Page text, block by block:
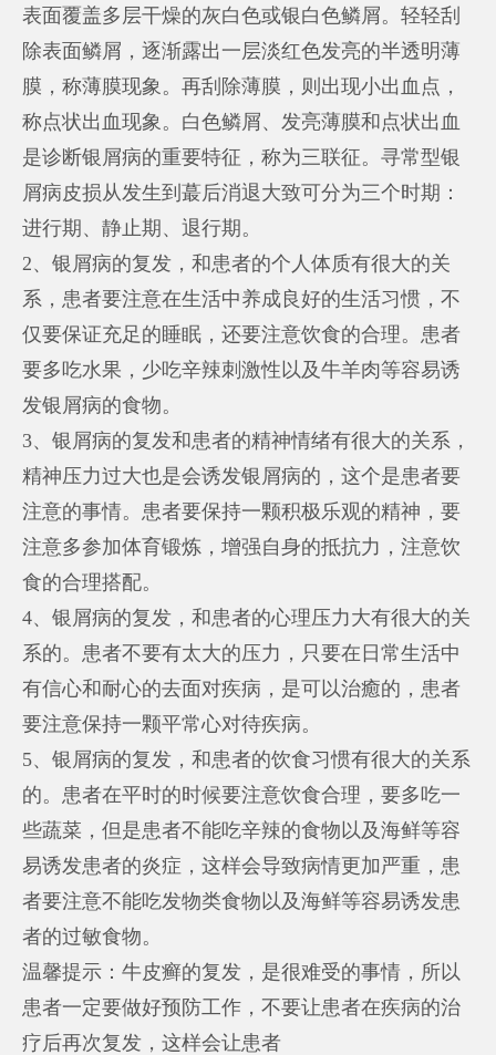
表面覆盖多层干燥的灰白色或银白色鳞屑。轻轻刮
除表面鳞屑，逐渐露出一层淡红色发亮的半透明薄
膜，称薄膜现象。再刮除薄膜，则出现小出血点，
称点状出血现象。白色鳞屑、发亮薄膜和点状出血
是诊断银屑病的重要特征，称为三联征。寻常型银
屑病皮损从发生到蕞后消退大致可分为三个时期：
进行期、静止期、退行期。
2、银屑病的复发，和患者的个人体质有很大的关
系，患者要注意在生活中养成良好的生活习惯，不
仅要保证充足的睡眠，还要注意饮食的合理。患者
要多吃水果，少吃辛辣刺激性以及牛羊肉等容易诱
发银屑病的食物。
3、银屑病的复发和患者的精神情绪有很大的关系，
精神压力过大也是会诱发银屑病的，这个是患者要
注意的事情。患者要保持一颗积极乐观的精神，要
注意多参加体育锻炼，增强自身的抵抗力，注意饮
食的合理搭配。
4、银屑病的复发，和患者的心理压力大有很大的关
系的。患者不要有太大的压力，只要在日常生活中
有信心和耐心的去面对疾病，是可以治癒的，患者
要注意保持一颗平常心对待疾病。
5、银屑病的复发，和患者的饮食习惯有很大的关系
的。患者在平时的时候要注意饮食合理，要多吃一
些蔬菜，但是患者不能吃辛辣的食物以及海鲜等容
易诱发患者的炎症，这样会导致病情更加严重，患
者要注意不能吃发物类食物以及海鲜等容易诱发患
者的过敏食物。
温馨提示：牛皮癣的复发，是很难受的事情，所以
患者一定要做好预防工作，不要让患者在疾病的治
疗后再次复发，这样会让患者